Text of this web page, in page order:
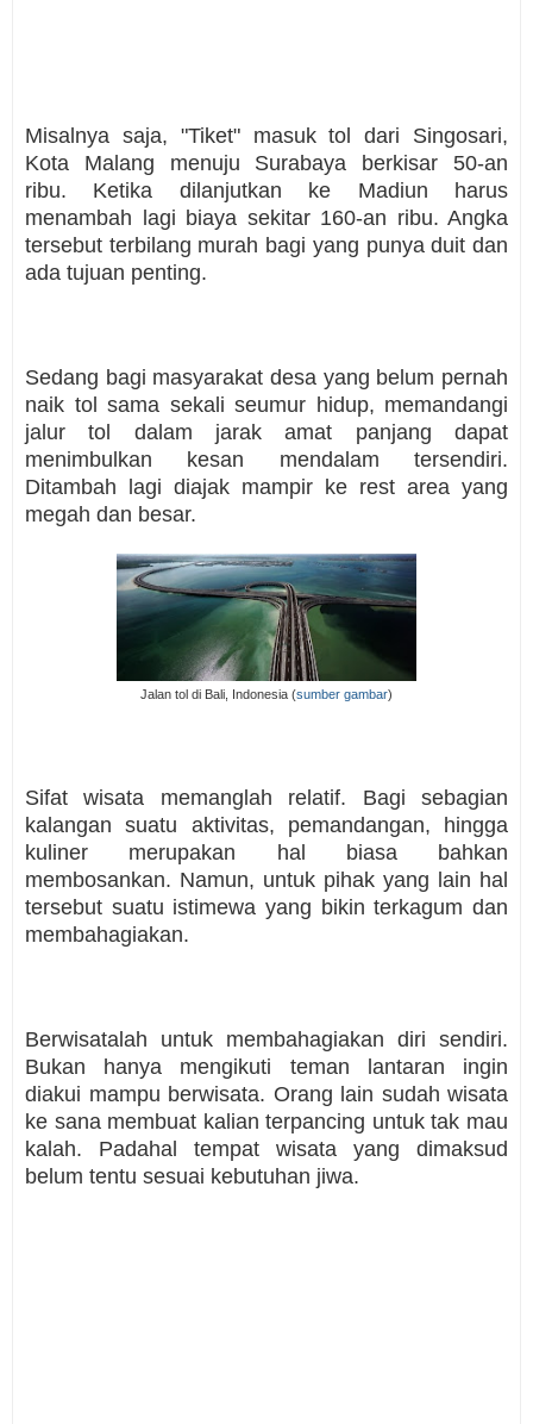
Misalnya saja, "Tiket" masuk tol dari Singosari,
Kota Malang menuju Surabaya berkisar 50-an
ribu. Ketika dilanjutkan ke Madiun harus
menambah lagi biaya sekitar 160-an ribu. Angka
tersebut terbilang murah bagi yang punya duit dan
ada tujuan penting.
Sedang bagi masyarakat desa yang belum pernah
naik tol sama sekali seumur hidup, memandangi
jalur tol dalam jarak amat panjang dapat
menimbulkan kesan mendalam tersendiri.
Ditambah lagi diajak mampir ke rest area yang
megah dan besar.
Jalan tol di Bali, Indonesia (sumber gambar)
Sifat wisata memanglah relatif. Bagi sebagian
kalangan suatu aktivitas, pemandangan, hingga
kuliner merupakan hal biasa bahkan
membosankan. Namun, untuk pihak yang lain hal
tersebut suatu istimewa yang bikin terkagum dan
membahagiakan.
Berwisatalah untuk membahagiakan diri sendiri.
Bukan hanya mengikuti teman lantaran ingin
diakui mampu berwisata. Orang lain sudah wisata
ke sana membuat kalian terpancing untuk tak mau
kalah. Padahal tempat wisata yang dimaksud
belum tentu sesuai kebutuhan jiwa.